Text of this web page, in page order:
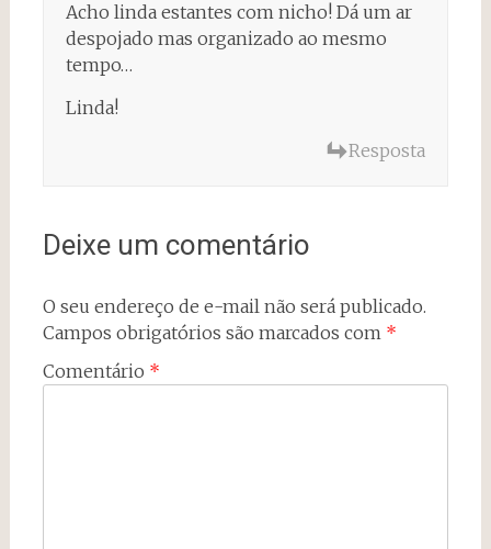
Acho linda estantes com nicho! Dá um ar
despojado mas organizado ao mesmo
tempo…
Linda!
Resposta
Deixe um comentário
O seu endereço de e-mail não será publicado.
Campos obrigatórios são marcados com *
Comentário *